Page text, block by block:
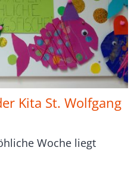
Kita St. Wolfgang
Woche liegt